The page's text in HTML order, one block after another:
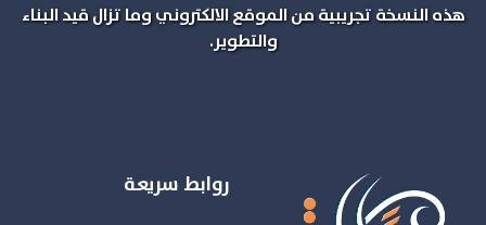
هذه النسخة تجريبية من الموقع الالكتروني وما تزال قيد البناء
والتطوير.
روابط سريعة